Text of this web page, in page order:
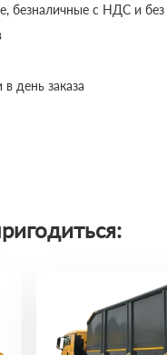
безналичные с НДС и
день заказа